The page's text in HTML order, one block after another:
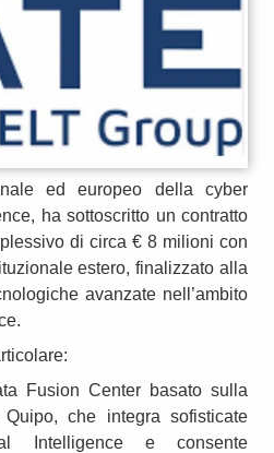
ed europeo della cyber
ha sottoscritto un contratto
di circa € 8 milioni con
estero, finalizzato alla
avanzate nell’ambito
Fusion Center basato sulla
Quipo, che integra sofisticate
Intelligence e consente